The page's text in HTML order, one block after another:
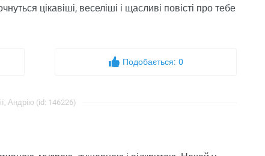
цікавіші, веселіші і щасливі повісті про тебе
Подобається: 0
Андрію (id: 146226)